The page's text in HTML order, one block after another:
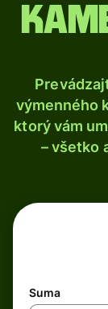
výmenného
ktorý vám
– všetko
Suma